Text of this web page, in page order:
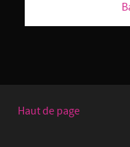
Haut de page